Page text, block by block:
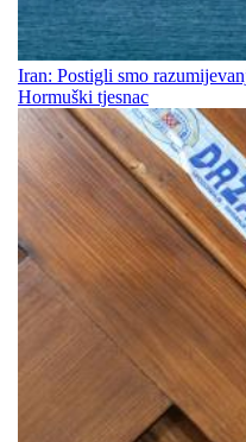
Iran: Postigli smo
Hormuški tjesnac